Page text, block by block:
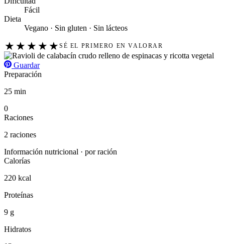
Fácil
Dieta
Vegano · Sin gluten · Sin lácteos
★ ★ ★ ★ ★ SÉ EL PRIMERO EN VALORAR
Guardar
Preparación
25 min
0
Raciones
2 raciones
Información nutricional · por ración
Calorías
220 kcal
Proteínas
9 g
Hidratos